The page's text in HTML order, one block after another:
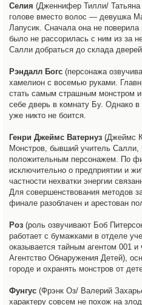
Селия (Дженнифер Тилли/
голове вместо волос — девушка
Лапусик. Сначала она не
было не рассорилась с ним из за
Салли добраться до склада дверей.
Рэндалл Богс (персонажа
хамелион с восемью руками.
стать самым страшным монстром
себе дверь в комнату Бу. Однако в
уже никто не боится.
Генри Джеймс Ватернуз (Джеймс
Монстров, бывший учитель Салли,
положительным персонажем. По
исключительно о предприятии и
частности нехватки энергии
Для совершенствования методов
финале разоблачен и арестован
Роз (роль озвучивают Боб
работает с бумажками в отделе
оказывается тайным агентом 001
Агентство Обнаружения Детей),
городе и охранять монстров от
Фунгус (Фрэнк Оз/ Валерий
характеру совсем не похож на